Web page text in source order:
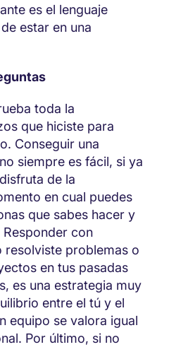
es el lenguaje
estar en una
toda la
que hiciste para
Conseguir una
siempre es fácil, si ya
de la
en cual puedes
que sabes hacer y
con
problemas o
en tus pasadas
es una estrategia muy
entre el tú y el
equipo se valora igual
Por último, si no